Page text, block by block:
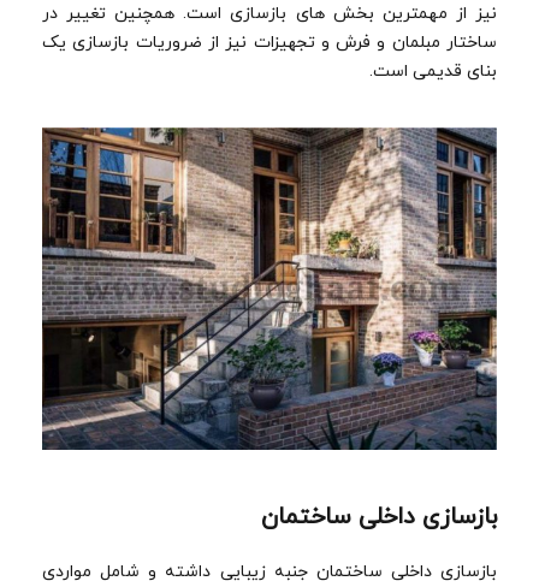
نیز از مهمترین بخش های بازسازی است. همچنین تغییر در
ساختار مبلمان و فرش و تجهیزات نیز از ضروریات بازسازی یک
بنای قدیمی است.
بازسازی داخلی ساختمان
بازسازی داخلی ساختمان جنبه زیبایی داشته و شامل مواردی